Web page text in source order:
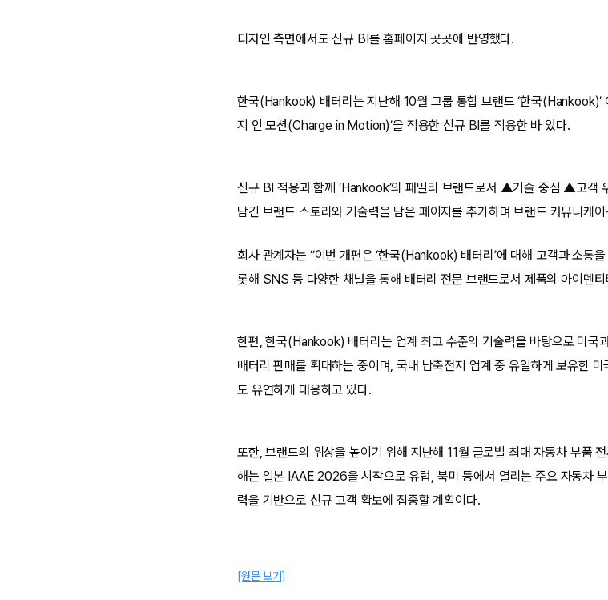
디자인 측면에서도 신규 BI를 홈페이지 곳곳에 반영했다.
한국(Hankook) 배터리는 지난해 10월 그룹 통합 브랜드 ‘한국(Hankook)’
지 인 모션(Charge in Motion)’을 적용한 신규 BI를 적용한 바 있다.
신규 BI 적용과 함께 ‘Hankook’의 패밀리 브랜드로서 ▲기술 중심 ▲고
담긴 브랜드 스토리와 기술력을 담은 페이지를 추가하며 브랜드 커뮤니케
회사 관계자는 “이번 개편은 ‘한국(Hankook) 배터리’에 대해 고객과 소통
롯해 SNS 등 다양한 채널을 통해 배터리 전문 브랜드로서 제품의 아이덴
한편, 한국(Hankook) 배터리는 업계 최고 수준의 기술력을 바탕으로 미국
배터리 판매를 확대하는 중이며, 국내 납축전지 업계 중 유일하게 보유한
도 유연하게 대응하고 있다.
또한, 브랜드의 위상을 높이기 위해 지난해 11월 글로벌 최대 자동차 부품
해는 일본 IAAE 2026을 시작으로 유럽, 북미 등에서 열리는 주요 자동차
력을 기반으로 신규 고객 확보에 집중할 계획이다.
[원문 보기]